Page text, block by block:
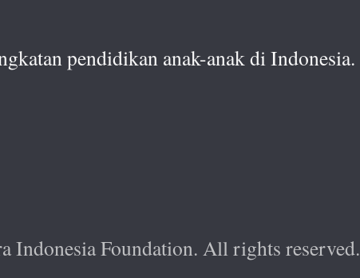
pendidikan anak-anak di Indonesia.
Indonesia Foundation. All rights reserved.